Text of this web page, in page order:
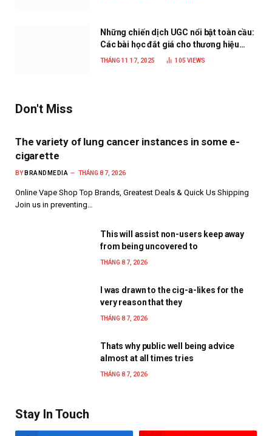
Những chiến dịch UGC nổi bật toàn cầu:
Các bài học đắt giá cho thương hiệu
năm 2025
THÁNG 11 17, 2025 105 VIEWS
Don't Miss
The variety of lung cancer instances in some e-
cigarette
BY BRANDMEDIA THÁNG 8 7, 2026
Online Vape Shop Top Brands, Greatest Deals & Quick Us Shipping
Join us in preventing…
This will assist non-users keep away
from being uncovered to
THÁNG 8 7, 2026
I was drawn to the cig-a-likes for the
very reason that they
THÁNG 8 7, 2026
Thats why public well being advice
almost at all times tries
THÁNG 8 7, 2026
Stay In Touch